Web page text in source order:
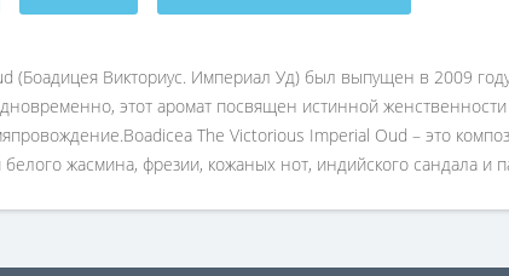
(Боадицея Викториус. Империал Уд) был выпущен в 2009
этот аромат посвящен истинной
The Victorious Imperial Oud – это
жасмина, фрезии, кожаных нот, индийского сандала и